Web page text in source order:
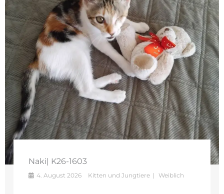
Naki| K26-1603
4. August 2026 Kitten und Jungtiere Weiblich